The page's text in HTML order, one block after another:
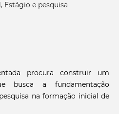
Estágio e pesquisa
procura construir um
busca a fundamentação
na formação inicial de